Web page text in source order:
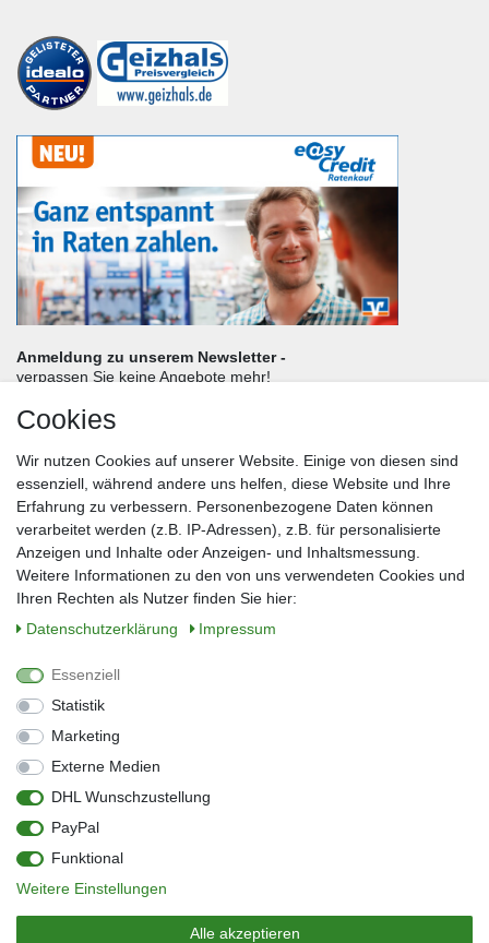
Anmeldung zu unserem Newsletter -
verpassen Sie keine Angebote mehr!
Nachname*
E-Mail*
Sie können den Newsletter jederzeit kostenlos abbestellen.
** gilt für Lieferungen innerhalb Deutschlands, Lieferzeiten für andere Länder
entnehmen Sie bitte der Schaltfläche mit den Versandinformationen
Widerrufs­recht
Kontakt
Barrierefreiheitserklärung
Zahlung & Versand
Vertrag widerrufen
© Copyright 2026 | Alle Rechte vorbehalten.
Cookies
Wir nutzen Cookies auf unserer Website. Einige von diesen sind
essenziell, während andere uns helfen, diese Website und Ihre
Erfahrung zu verbessern. Personenbezogene Daten können
verarbeitet werden (z.B. IP-Adressen), z.B. für personalisierte
Anzeigen und Inhalte oder Anzeigen- und Inhaltsmessung.
Weitere Informationen zu den von uns verwendeten Cookies und
Ihren Rechten als Nutzer finden Sie hier:
Daten­schutz­erklärung
Impressum
Essenziell
Statistik
Marketing
Externe Medien
DHL Wunschzustellung
PayPal
Funktional
Weitere Einstellungen
Alle akzeptieren